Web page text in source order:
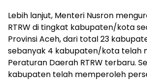
Lebih lanjut, Menteri Nusron
RTRW di tingkat kabupaten/kota
Provinsi Aceh, dari total 23
sebanyak 4 kabupaten/kota telah
Peraturan Daerah RTRW terbaru.
kabupaten telah memperoleh